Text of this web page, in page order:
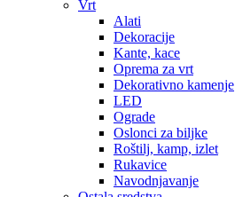
Vrt
Alati
Dekoracije
Kante, kace
Oprema za vrt
Dekorativno kamenje
LED
Ograde
Oslonci za biljke
Roštilj, kamp, izlet
Rukavice
Navodnjavanje